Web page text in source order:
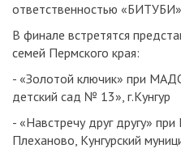
ответственностью
В финале встретятся
семей Пермского края:
- «Золотой ключик» при
детский сад № 13», г.Кунгур
- «Навстречу друг другу»
Плеханово, Кунгурский